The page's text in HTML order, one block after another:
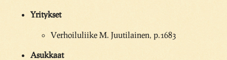
Yritykset
Verhoiluliike M. Juutilainen, p.1683
Asukkaat